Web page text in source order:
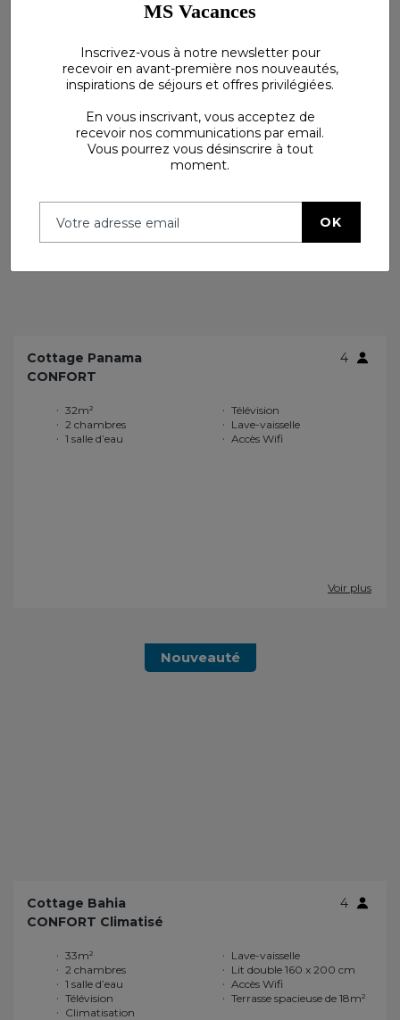
Cottage Panama
4
CONFORT
32m²
2 chambres
1 salle d’eau
Télévision
Lave-vaisselle
Accès Wifi
Voir plus
Nouveauté
Cottage Bahia
4
CONFORT Climatisé
33m²
2 chambres
1 salle d’eau
Télévision
Climatisation
Lave-vaisselle
Lit double 160 x 200 cm
Accès Wifi
Terrasse spacieuse de 18m²
MS Vacances
Inscrivez-vous à notre newsletter pour
recevoir en avant-première nos nouveautés,
inspirations de séjours et offres privilégiées.
En vous inscrivant, vous acceptez de
recevoir nos communications par email.
Vous pourrez vous désinscrire à tout
moment.
OK